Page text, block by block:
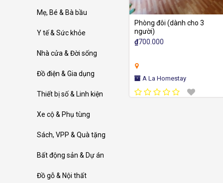
Mẹ, Bé & Bà bầu
Y tế & Sức khỏe
Nhà cửa & Đời sống
Đồ điện & Gia dụng
Thiết bị số & Linh kiện
Xe cộ & Phụ tùng
Sách, VPP & Quà tặng
Bất động sản & Dự án
Đồ gỗ & Nội thất
Phòng đôi (dành cho 3
người)
₫700.000
A La Homestay